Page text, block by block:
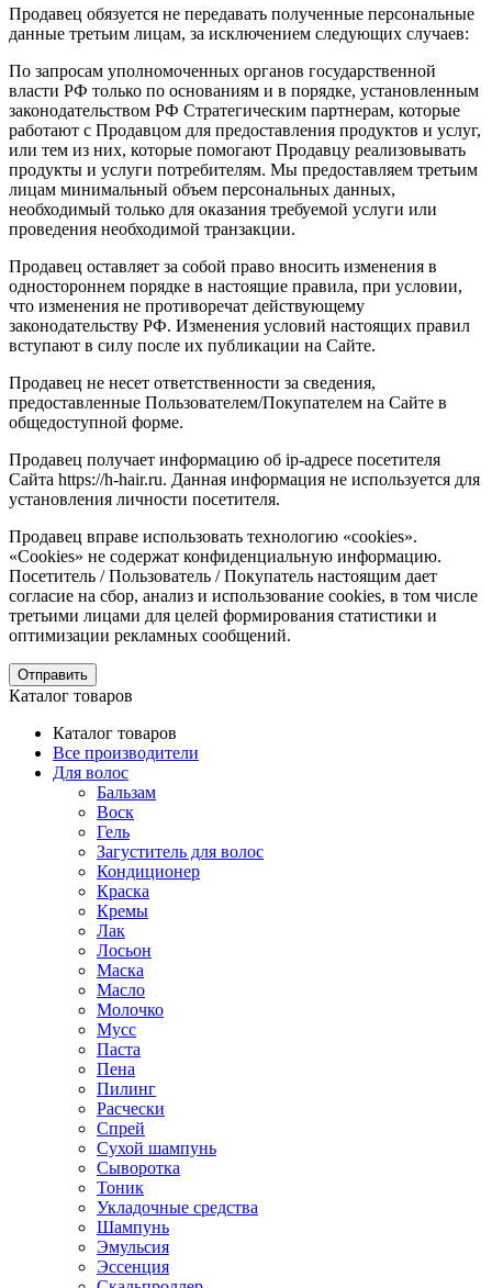
Продавец обязуется не передавать полученные персональные
данные третьим лицам, за исключением следующих случаев:
По запросам уполномоченных органов государственной
власти РФ только по основаниям и в порядке, установленным
законодательством РФ Стратегическим партнерам, которые
работают с Продавцом для предоставления продуктов и услуг,
или тем из них, которые помогают Продавцу реализовывать
продукты и услуги потребителям. Мы предоставляем третьим
лицам минимальный объем персональных данных,
необходимый только для оказания требуемой услуги или
проведения необходимой транзакции.
Продавец оставляет за собой право вносить изменения в
одностороннем порядке в настоящие правила, при условии,
что изменения не противоречат действующему
законодательству РФ. Изменения условий настоящих правил
вступают в силу после их публикации на Сайте.
Продавец не несет ответственности за сведения,
предоставленные Пользователем/Покупателем на Сайте в
общедоступной форме.
Продавец получает информацию об ip-адресе посетителя
Сайта https://h-hair.ru. Данная информация не используется для
установления личности посетителя.
Продавец вправе использовать технологию «cookies».
«Cookies» не содержат конфиденциальную информацию.
Посетитель / Пользователь / Покупатель настоящим дает
согласие на сбор, анализ и использование cookies, в том числе
третьими лицами для целей формирования статистики и
оптимизации рекламных сообщений.
Отправить
Каталог товаров
Каталог товаров
Все производители
Для волос
Бальзам
Воск
Гель
Загуститель для волос
Кондиционер
Краска
Кремы
Лак
Лосьон
Маска
Масло
Молочко
Мусс
Паста
Пена
Пилинг
Расчески
Спрей
Сухой шампунь
Сыворотка
Тоник
Укладочные средства
Шампунь
Эмульсия
Эссенция